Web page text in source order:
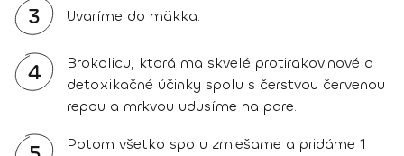
3 Uvaríme do mäkka.
4
Brokolicu, ktorá ma skvelé protirakovinové a
detoxikačné účinky spolu s čerstvou červenou
repou a mrkvou udusíme na pare.
Potom všetko spolu zmiešame a pridáme 1